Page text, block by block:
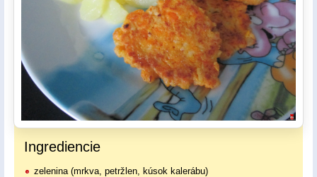
Ingrediencie
zelenina (mrkva, petržlen, kúsok kalerábu)